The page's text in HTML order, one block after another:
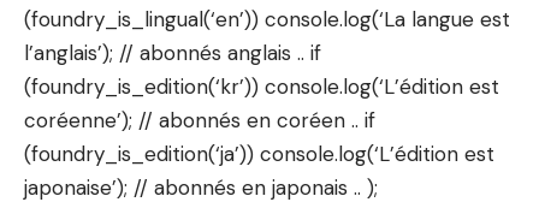
(foundry_is_lingual(‘en’)) console.log(‘La langue est
l’anglais’); // abonnés anglais .. if
(foundry_is_edition(‘kr’)) console.log(‘L’édition est
coréenne’); // abonnés en coréen .. if
(foundry_is_edition(‘ja’)) console.log(‘L’édition est
japonaise’); // abonnés en japonais .. );